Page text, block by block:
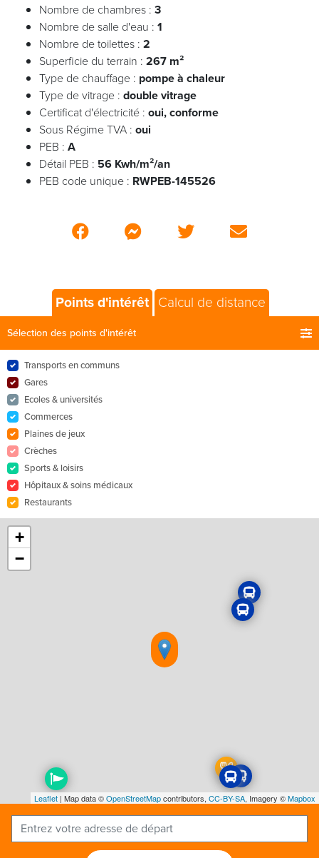
Nombre de chambres : 3
Nombre de salle d'eau : 1
Nombre de toilettes : 2
Superficie du terrain : 267 m²
Type de chauffage : pompe à chaleur
Type de vitrage : double vitrage
Certificat d'électricité : oui, conforme
Sous Régime TVA : oui
PEB : A
Détail PEB : 56 Kwh/m²/an
PEB code unique : RWPEB-145526
Points d'intérêt Calcul de distance
Sélection des points d'intérêt
Transports en communs
Gares
Ecoles & universités
Commerces
Plaines de jeux
Crèches
Sports & loisirs
Hôpitaux & soins médicaux
Restaurants
+
−
Leaflet | Map data ©OpenStreetMapcontributors, CC-BY-SA, Imagery ©Mapbox